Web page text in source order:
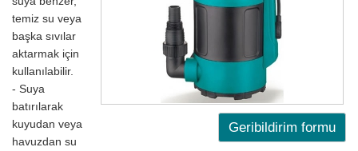
Geribildirim formu
temiz su veya
başka sıvılar
aktarmak için
kullanılabilir.
- Suya
batırılarak
kuyudan veya
havuzdan su